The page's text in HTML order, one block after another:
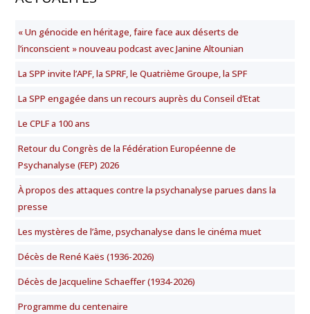
« Un génocide en héritage, faire face aux déserts de
l’inconscient » nouveau podcast avec Janine Altounian
La SPP invite l’APF, la SPRF, le Quatrième Groupe, la SPF
La SPP engagée dans un recours auprès du Conseil d’Etat
Le CPLF a 100 ans
Retour du Congrès de la Fédération Européenne de
Psychanalyse (FEP) 2026
À propos des attaques contre la psychanalyse parues dans la
presse
Les mystères de l’âme, psychanalyse dans le cinéma muet
Décès de René Kaës (1936-2026)
Décès de Jacqueline Schaeffer (1934-2026)
Programme du centenaire